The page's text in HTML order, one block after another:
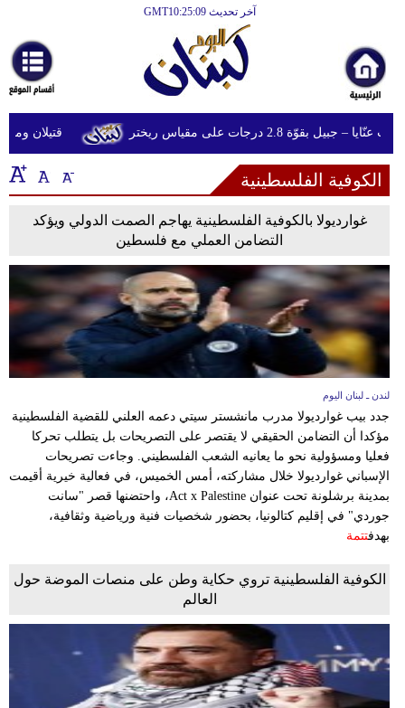
آخر تحديث GMT10:25:09
أخبارعاجلة
رياضة
ثقافة
إقتصاد
أزياء
صحة
وتغذية
وسفر
ديكور
تعليم
إسلامية
قتيلان ومصابون جراء 14 غارة بقوّة 2.8 درجات على مقياس ريختر
الكوفية الفلسطينية
غوارديولا بالكوفية الفلسطينية يهاجم الصمت الدولي ويؤكد
التضامن العملي مع فلسطين
لندن ـ لبنان اليوم
جدد بيب غوارديولا مدرب مانشستر سيتي دعمه العلني للقضية الفلسطينية
مؤكدا أن التضامن الحقيقي لا يقتصر على التصريحات بل يتطلب تحركا
فعليا ومسؤولية نحو ما يعانيه الشعب الفلسطيني. وجاءت تصريحات
الإسباني غوارديولا خلال مشاركته، أمس الخميس، في فعالية خيرية أقيمت
بمدينة برشلونة تحت عنوان Act x Palestine، واحتضنها قصر "سانت
جوردي" في إقليم كتالونيا، بحضور شخصيات فنية ورياضية وثقافية،
بهدفتتمة
الكوفية الفلسطينية تروي حكاية وطن على منصات الموضة حول
العالم